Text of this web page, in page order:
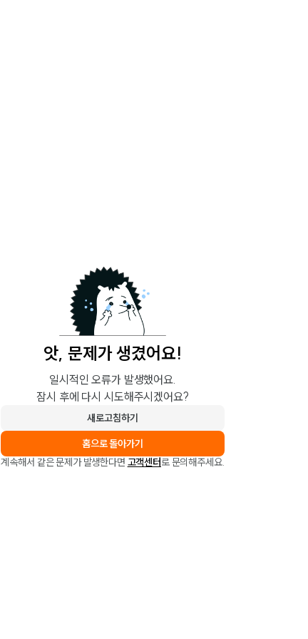
앗, 문제가 생겼어요!
일시적인 오류가 발생했어요.
잠시 후에 다시 시도해주시겠어요?
새로고침하기
홈으로 돌아가기
계속해서 같은 문제가 발생한다면 고객센터로 문의해주세요.